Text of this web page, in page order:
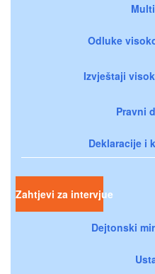
Odluke
Izvještaji
Pravni
Deklaracije i
Zahtjevi za intervjue
Dejtonski